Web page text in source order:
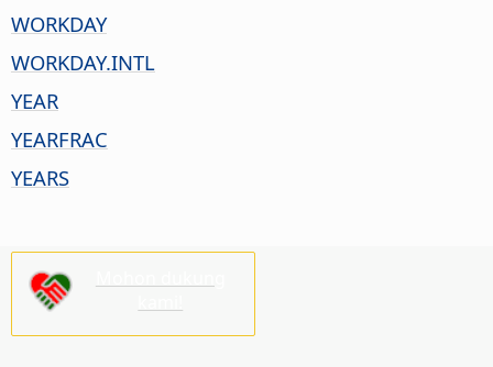
WORKDAY
WORKDAY.INTL
YEAR
YEARFRAC
YEARS